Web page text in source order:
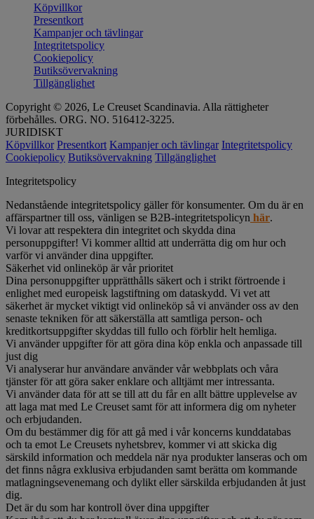
Köpvillkor
Presentkort
Kampanjer och tävlingar
Integritetspolicy
Cookiepolicy
Butiksövervakning
Tillgänglighet
Copyright © 2026, Le Creuset Scandinavia. Alla rättigheter
förbehålles. ORG. NO. 516412-3225.
JURIDISKT
Köpvillkor Presentkort Kampanjer och tävlingar Integritetspolicy
Cookiepolicy Butiksövervakning Tillgänglighet
Integritetspolicy
Nedanstående integritetspolicy gäller för konsumenter. Om du är en
affärspartner till oss, vänligen se B2B-integritetspolicyn här.
Vi lovar att respektera din integritet och skydda dina
personuppgifter! Vi kommer alltid att underrätta dig om hur och
varför vi använder dina uppgifter.
Säkerhet vid onlineköp är vår prioritet
Dina personuppgifter upprätthålls säkert och i strikt förtroende i
enlighet med europeisk lagstiftning om dataskydd. Vi vet att
säkerhet är mycket viktigt vid onlineköp så vi använder oss av den
senaste tekniken för att säkerställa att samtliga person- och
kreditkortsuppgifter skyddas till fullo och förblir helt hemliga.
Vi använder uppgifter för att göra dina köp enkla och anpassade till
just dig
Vi analyserar hur användare använder vår webbplats och våra
tjänster för att göra saker enklare och alltjämt mer intressanta.
Vi använder data för att se till att du får en allt bättre upplevelse av
att laga mat med Le Creuset samt för att informera dig om nyheter
och erbjudanden.
Om du bestämmer dig för att gå med i vår koncerns kunddatabas
och ta emot Le Creusets nyhetsbrev, kommer vi att skicka dig
särskild information och meddela när nya produkter lanseras och om
det finns några exklusiva erbjudanden samt berätta om kommande
matlagningsevenemang och dylikt eller särskilda erbjudanden åt just
dig.
Det är du som har kontroll över dina uppgifter